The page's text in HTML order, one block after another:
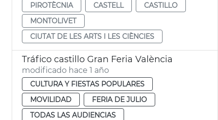
PIROTÈCNIA
CASTELL
CASTILLO
MONTOLIVET
CIUTAT DE LES ARTS I LES CIÈNCIES
Tráfico castillo Gran Feria València
modificado hace 1 año
CULTURA Y FIESTAS POPULARES
MOVILIDAD
FERIA DE JULIO
TODAS LAS AUDIENCIAS